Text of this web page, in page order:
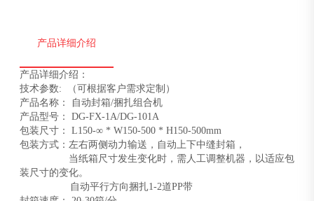
产品详细介绍
产品详细介绍：
技术参数: （可根据客户需求定制）
产品名称： 自动封箱/捆扎组合机
产品型号： DG-FX-1A/DG-101A
包装尺寸： L150-∞ * W150-500 * H150-500mm
包装方式：左右两侧动力输送，自动上下中缝封箱，
当纸箱尺寸发生变化时，需人工调整机器，以适应包
装尺寸的变化。
自动平行方向捆扎1-2道PP带